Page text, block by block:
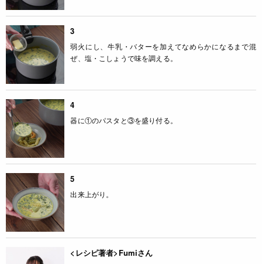
3
弱火にし、牛乳・バターを加えてなめらかになるまで混
ぜ、塩・こしょうで味を調える。
4
器に①のパスタと③を盛り付る。
5
出来上がり。
<レシピ著者>Fumiさん